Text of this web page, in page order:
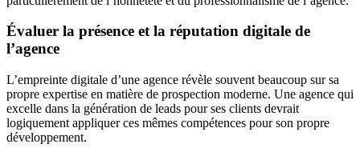
Évaluer la présence et la réputation digitale de
l’agence
L’empreinte digitale d’une agence révèle souvent beaucoup sur sa
propre expertise en matière de prospection moderne. Une agence qui
excelle dans la génération de leads pour ses clients devrait
logiquement appliquer ces mêmes compétences pour son propre
développement.